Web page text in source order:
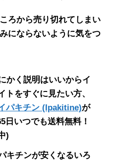
ろから売り切れてしまい
にならないように気をつ
かく説明はいいからイ
トをすぐに見たい方、
パキチン (Ipakitine)が
日いつでも送料無料！
)
キチンが安くなるいろ